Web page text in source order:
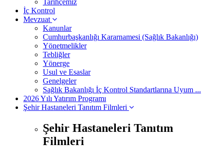
İç Kontrol
Mevzuat
Kanunlar
Cumhurbaşkanlığı Kararnamesi (Sağlık Bakanlığı)
Yönetmelikler
Tebliğler
Yönerge
Usul ve Esaslar
Genelgeler
Sağlık Bakanlığı İç Kontrol Standartlarına Uyum ...
2026 Yılı Yatırım Programı
Şehir Hastaneleri Tanıtım Filmleri
Şehir Hastaneleri Tanıtım
Filmleri